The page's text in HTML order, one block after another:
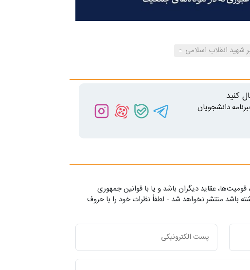
شهید انقلاب اسلامی
کنید
دانشجویان
عقاید دیگران باشد و یا با قوانین جمهوری
باشد منتشر نخواهد شد - لطفاً نظرات خود را با حروف